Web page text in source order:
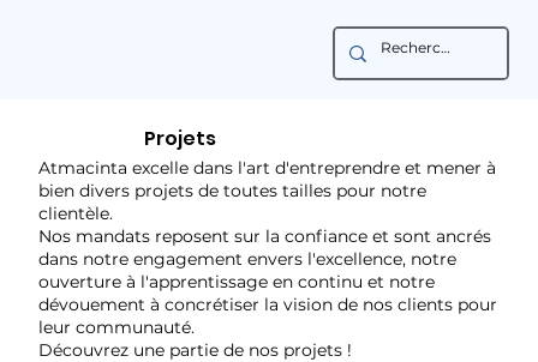
Projets
Atmacinta excelle dans l'art d'entreprendre et mener à
bien divers projets de toutes tailles pour notre
clientèle.
Nos mandats reposent sur la confiance et sont ancrés
dans notre engagement envers l'excellence, notre
ouverture à l'apprentissage en continu et notre
dévouement à concrétiser la vision de nos clients pour
leur communauté.
Découvrez une partie de nos projets !